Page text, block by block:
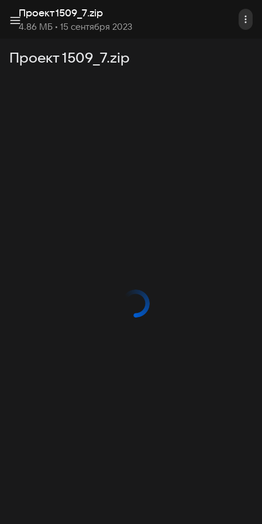
Проект 1509_7.zip
4.86 МБ • 15 сентября 2023
Проект 1509_7.zip